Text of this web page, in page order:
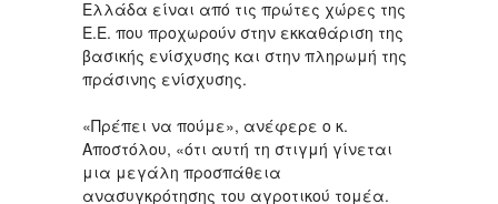
Ελλάδα είναι από τις πρώτες χώρες της
Ε.Ε. που προχωρούν στην εκκαθάριση της
βασικής ενίσχυσης και στην πληρωμή της
πράσινης ενίσχυσης.
«Πρέπει να πούμε», ανέφερε ο κ.
Αποστόλου, «ότι αυτή τη στιγμή γίνεται
μια μεγάλη προσπάθεια
ανασυγκρότησης του αγροτικού τομέα.